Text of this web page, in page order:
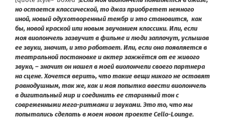
но остается классической, то джаз приобретет немного
иной, новый одухотворенный тембр и это становится, как
бы, новой краской или новым звучанием классики. Или, если
моя виолончель зазвучит в фильме и люди заплачут, услышав
ее звуки, значит, и это работает. Или, если она появляется в
театральной постановке и актер зажжётся от ее живого
звука, – значит он нашел в моей виолончели своего партнера
на сцене. Хочется верить, что такие вещи никого не оставят
равнодушным, так же, как и моя попытка ввести виолончель
в дигитальный мир и соединить ее старинный тон с
современными мега-ритмами и звуками. Это то, что мы
попытались сделать в моем новом проекте Cello-Lounge.